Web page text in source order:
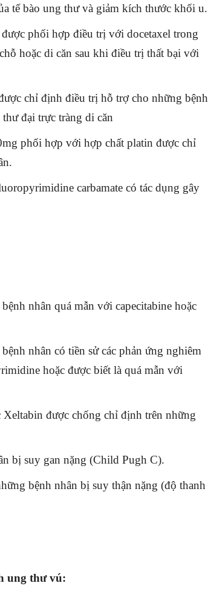
tế bào ung thư và giảm kích thước khối u.
phối hợp điều trị với docetaxel trong
hoặc di căn sau khi điều trị thất bại với
chỉ định điều trị hỗ trợ cho những bệnh
đại trực tràng di căn
phối hợp với hợp chất platin được chỉ
carbamate có tác dụng gây
nhân quá mẫn với capecitabine hoặc
nhân có tiền sử các phản ứng nghiêm
hoặc được biết là quá mẫn với
được chống chỉ định trên những
bị suy gan nặng (Child Pugh C).
bệnh nhân bị suy thận nặng (độ thanh
ung thư vú: